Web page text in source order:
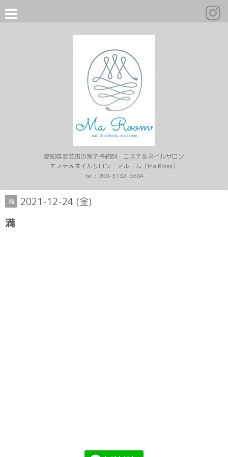
高知県安芸市の完全予約制・エステ＆ネイルサロン
エステ＆ネイルサロン マルーム（Ma Room）
tel : 090-3182-5684
満 2021-12-24 (金)
満